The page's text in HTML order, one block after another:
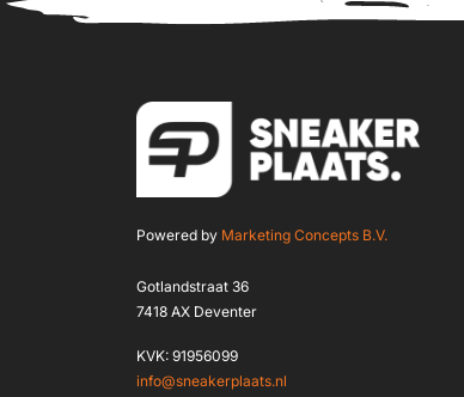
Powered by Marketing Concepts B.V.
Gotlandstraat 36
7418 AX Deventer
KVK: 91956099
info@sneakerplaats.nl